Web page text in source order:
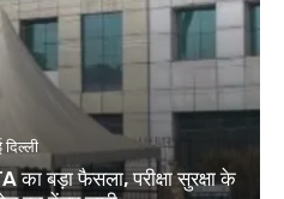
दिल्ली
बड़ा फैसला, परीक्षा सुरक्षा के